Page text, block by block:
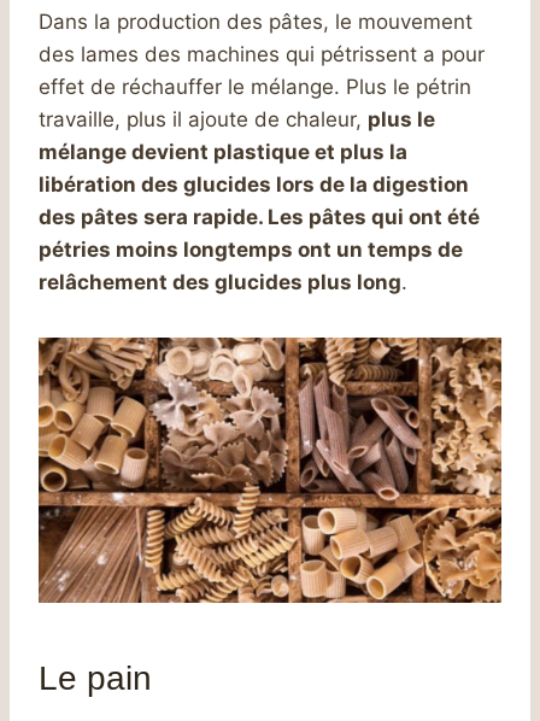
Dans la production des pâtes, le mouvement
des lames des machines qui pétrissent a pour
effet de réchauffer le mélange. Plus le pétrin
travaille, plus il ajoute de chaleur, plus le
mélange devient plastique et plus la
libération des glucides lors de la digestion
des pâtes sera rapide. Les pâtes qui ont été
pétries moins longtemps ont un temps de
relâchement des glucides plus long.
Le pain